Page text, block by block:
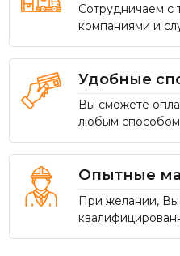
Сотрудничаем с
компаниями и
Удобные
Вы сможете
любым способом
Опытные
При желании, Вы